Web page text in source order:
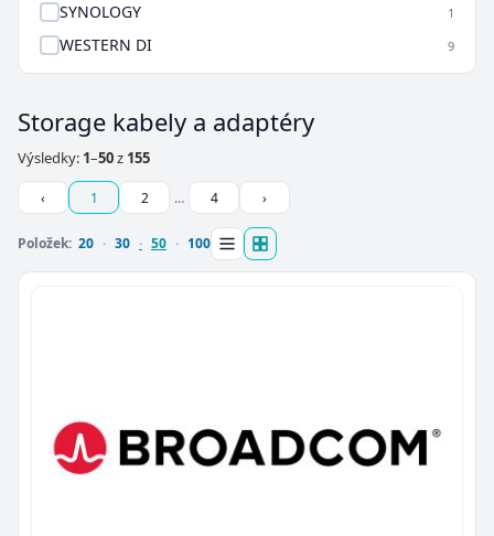
SYNOLOGY 1
WESTERN DI 9
Storage kabely a adaptéry
Výsledky: 1–50z 155
‹ 1 2 … 4 ›
Položek: 20 30 50 100